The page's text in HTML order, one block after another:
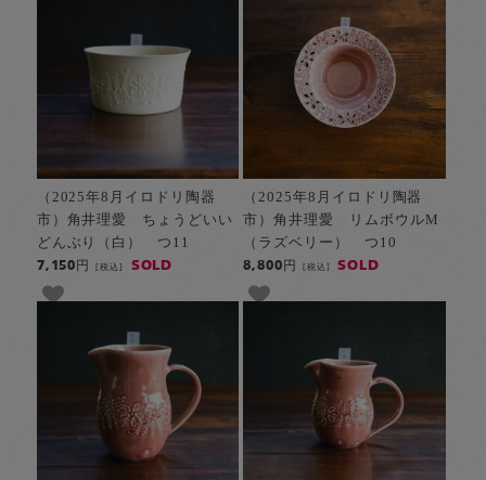
（2025年8月イロドリ陶器
市）角井理愛 ちょうどいい
どんぶり（白） つ11
7,150円[税込] SOLD
（2025年8月イロドリ陶器
市）角井理愛 リムボウルM
（ラズベリー） つ10
8,800円 [税込] SOLD